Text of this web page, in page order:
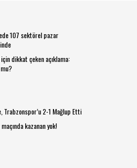
107 sektörel pazar
dikkat çeken açıklama:
Trabzonspor’u 2-1 Mağlup Etti
kazanan yok!